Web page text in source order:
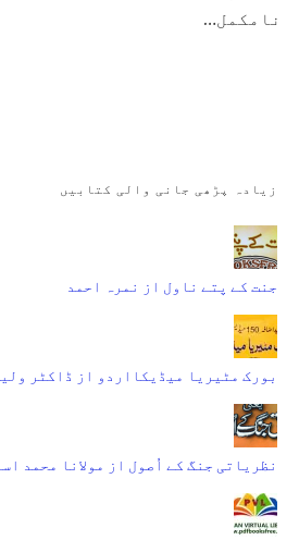
نامکمل…
زیادہ پڑھی جانی والی کتابیں
جنت کے پتے ناول از نمرہ احمد
بورک مٹیریا میڈیکااردو از ڈاکٹر
نظریاتی جنگ کے اُصول از مولانا محمد